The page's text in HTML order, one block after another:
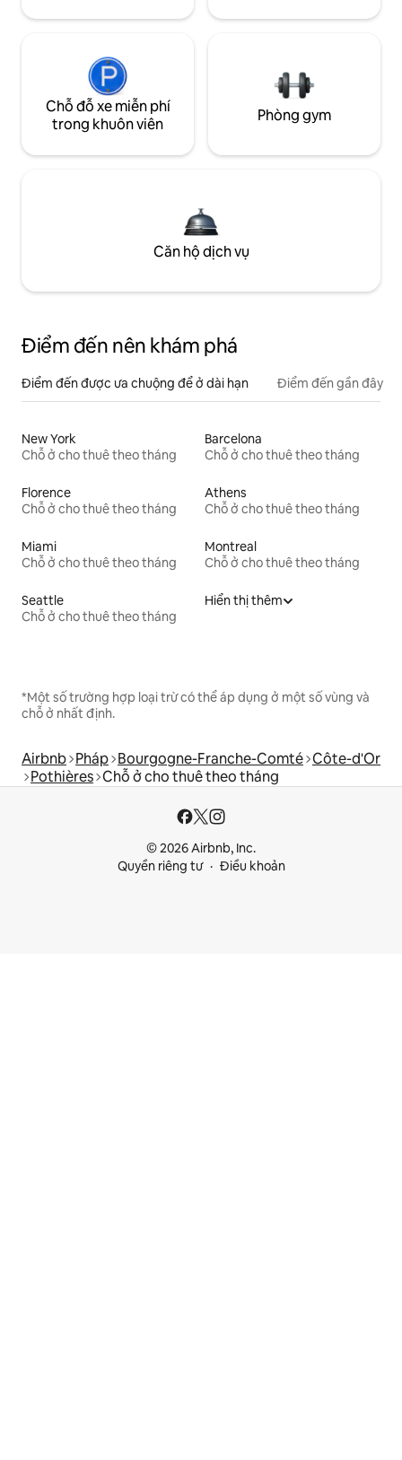
Chỗ đỗ xe miễn phí
trong khuôn viên
Phòng gym
Căn hộ dịch vụ
Điểm đến nên khám phá
Điểm đến được ưa chuộng để ở dài hạn Điểm đến gần đây
New York
Chỗ ở cho thuê theo tháng
Barcelona
Chỗ ở cho thuê theo tháng
Florence
Chỗ ở cho thuê theo tháng
Athens
Chỗ ở cho thuê theo tháng
Miami
Chỗ ở cho thuê theo tháng
Montreal
Chỗ ở cho thuê theo tháng
Seattle
Chỗ ở cho thuê theo tháng
Hiển thị thêm
*Một số trường hợp loại trừ có thể áp dụng ở một số vùng và
chỗ ở nhất định.
Airbnb Pháp Bourgogne-Franche-Comté Côte-d'Or
Pothières Chỗ ở cho thuê theo tháng
© 2026 Airbnb, Inc.
Quyền riêng tư
Điều khoản